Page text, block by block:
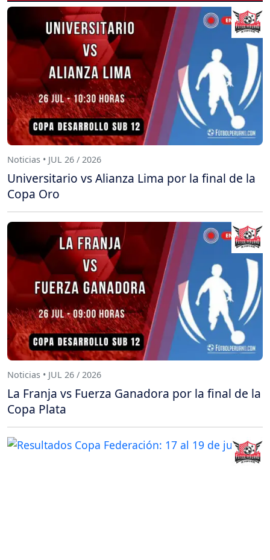
Noticias • JUL 26 / 2026
Universitario vs Alianza Lima por la final de la
Copa Oro
Noticias • JUL 26 / 2026
La Franja vs Fuerza Ganadora por la final de la
Copa Plata